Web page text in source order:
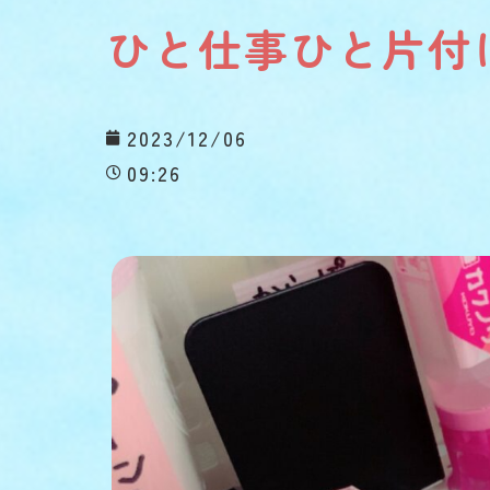
ひと仕事ひと片付
2023/12/06
09:26